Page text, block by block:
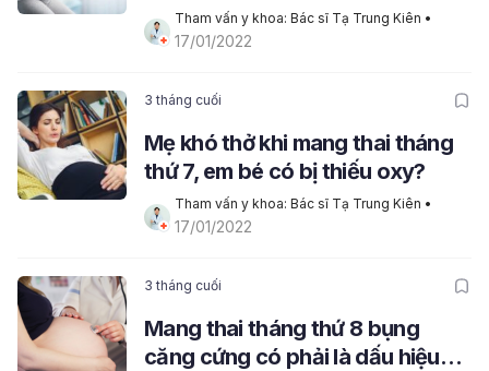
phục nhanh nhất
Tham vấn y khoa: Bác sĩ Tạ Trung Kiên
17/01/2022
3 tháng cuối
Mẹ khó thở khi mang thai tháng
thứ 7, em bé có bị thiếu oxy?
Tham vấn y khoa: Bác sĩ Tạ Trung Kiên
17/01/2022
3 tháng cuối
Mang thai tháng thứ 8 bụng
căng cứng có phải là dấu hiệu